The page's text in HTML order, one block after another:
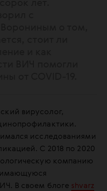
вирусолог,
исследованиями
С 2018 по 2020
компанию
В своем блоге shvarz